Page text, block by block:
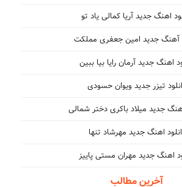
اهنگ جدید آریا کمالی یاد تو
آهنگ جدید امین جعفری مملکت
اهنگ جدید آرمان رایا بیا ببین
تیزر جدید ویوان حسودی
جدید میلاد باکری دختر شمالی
اهنگ جدید مهرشاد تنها
اهنگ جدید مهران مستی پاییز
آخرین مطالب